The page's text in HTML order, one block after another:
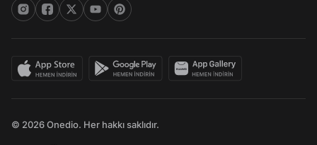
© 2026 Onedio. Her hakkı saklıdır.